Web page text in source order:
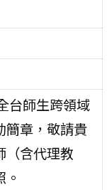
台師生跨領域
簡章，敬請貴
（含代理教